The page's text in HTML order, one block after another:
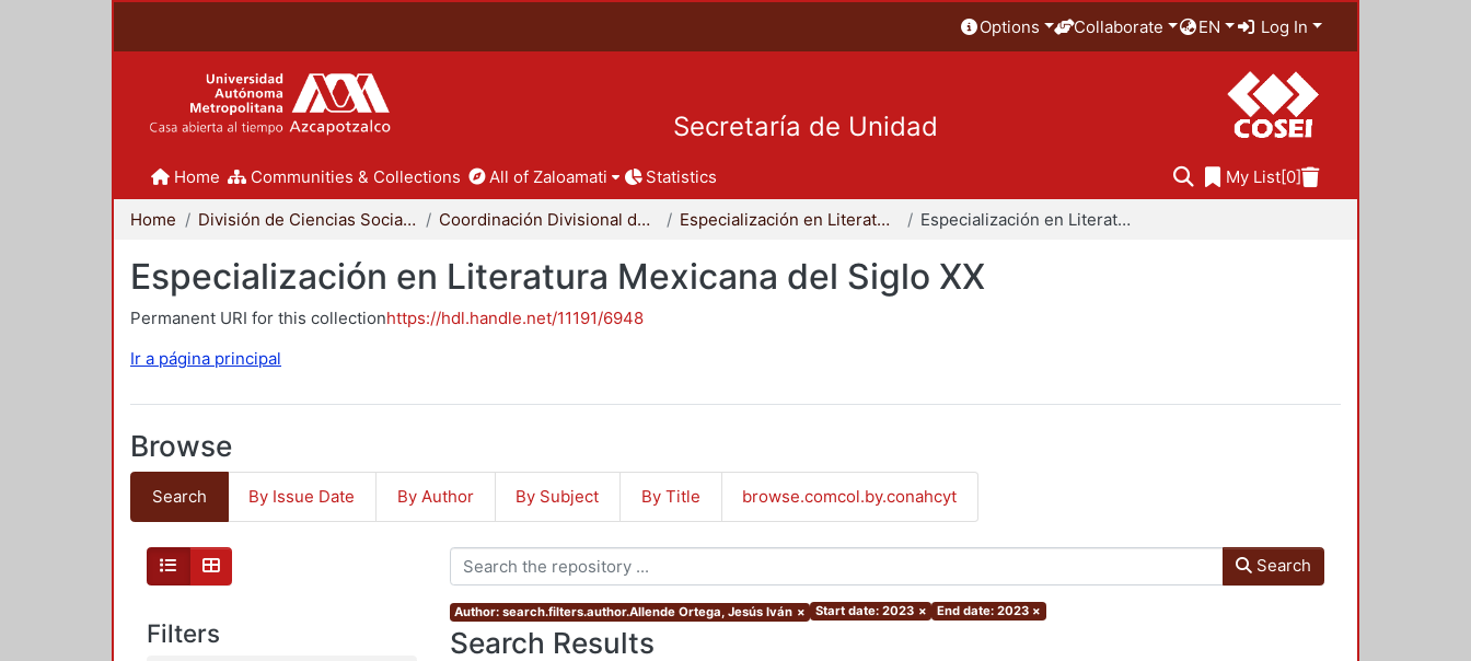
Options Collaborate EN Log In
Secretaría de Unidad
Home Communities & Collections All of Zaloamati Statistics My List[0]
Home División de Ciencias Sociales y Humanidades Coordinación Divisional de Posgrado Especialización en Literatura Mexicana del Siglo XX Especialización en Literatura Mexicana del Siglo XX
Especialización en Literatura Mexicana del Siglo XX
Permanent URI for this collectionhttps://hdl.handle.net/11191/6948
Ir a página principal
Browse
Search By Issue Date By Author By Subject By Title browse.comcol.by.conahcyt
Filters
Search
Author: search.filters.author.Allende Ortega, Jesús Iván × Start date: 2023 × End date: 2023 ×
Search Results